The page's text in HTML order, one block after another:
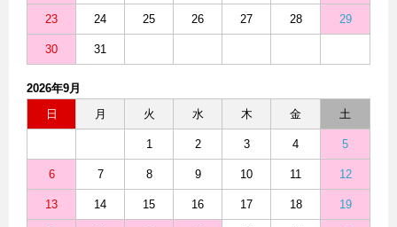
23 24 25 26 27 28 29
30 31
2026年9月
日
月 火 水 木 金 土
1 2 3 4 5
6 7 8 9 10 11 12
13 14 15 16 17 18 19